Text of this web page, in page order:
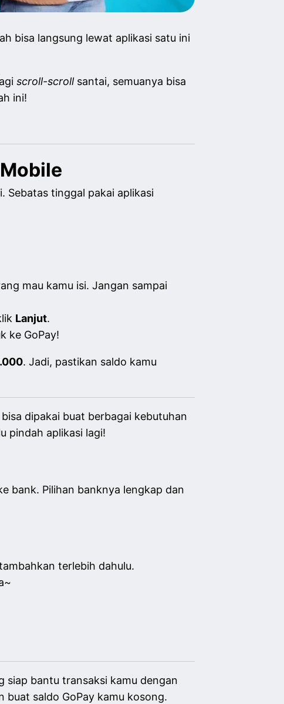
bisa langsung lewat aplikasi satu ini
scroll-scroll santai, semuanya bisa
ini!
Sebatas tinggal pakai aplikasi
mau kamu isi. Jangan sampai
Lanjut.
ke GoPay!
. Jadi, pastikan saldo kamu
dipakai buat berbagai kebutuhan
pindah aplikasi lagi!
bank. Pilihan banknya lengkap dan
terlebih dahulu.
siap bantu transaksi kamu dengan
buat saldo GoPay kamu kosong.